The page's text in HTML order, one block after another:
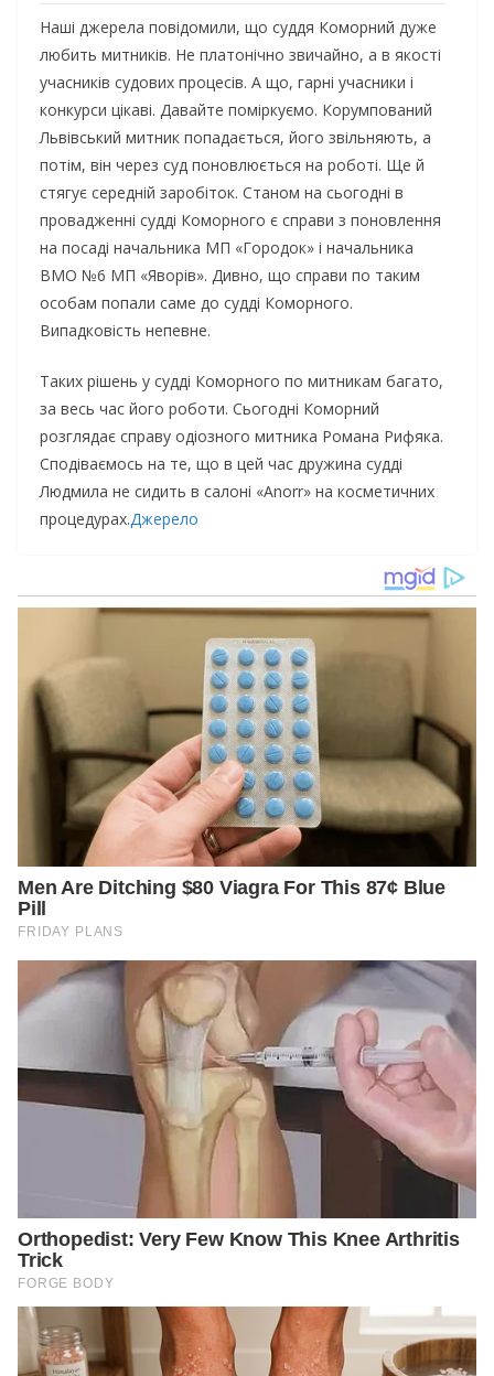
Наші джерела повідомили, що суддя Коморний дуже
любить митників. Не платонічно звичайно, а в якості
учасників судових процесів. А що, гарні учасники і
конкурси цікаві. Давайте поміркуємо. Корумпований
Львівський митник попадається, його звільняють, а
потім, він через суд поновлюється на роботі. Ще й
стягує середній заробіток. Станом на сьогодні в
провадженні судді Коморного є справи з поновлення
на посаді начальника МП «Городок» і начальника
ВМО №6 МП «Яворів». Дивно, що справи по таким
особам попали саме до судді Коморного.
Випадковість непевне.
Таких рішень у судді Коморного по митникам багато,
за весь час його роботи. Сьогодні Коморний
розглядає справу одіозного митника Романа Рифяка.
Сподіваємось на те, що в цей час дружина судді
Людмила не сидить в салоні «Anorr» на косметичних
процедурах.Джерело